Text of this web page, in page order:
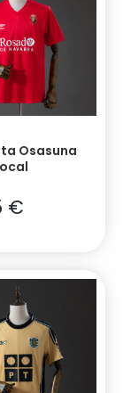
Osasuna
€